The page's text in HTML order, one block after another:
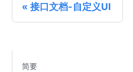
接口文档-自定义UI
简要